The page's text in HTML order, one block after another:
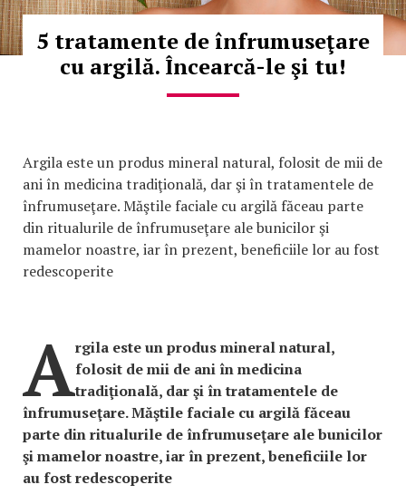
5 tratamente de înfrumuseţare
cu argilă. Încearcă-le şi tu!
Argila este un produs mineral natural, folosit de mii de
ani în medicina tradiţională, dar şi în tratamentele de
înfrumuseţare. Măştile faciale cu argilă făceau parte
din ritualurile de înfrumuseţare ale bunicilor şi
mamelor noastre, iar în prezent, beneficiile lor au fost
redescoperite
Argila este un produs mineral natural,
folosit de mii de ani în medicina
tradiţională, dar şi în tratamentele de
înfrumuseţare. Măştile faciale cu argilă făceau
parte din ritualurile de înfrumuseţare ale bunicilor
şi mamelor noastre, iar în prezent, beneficiile lor
au fost redescoperite